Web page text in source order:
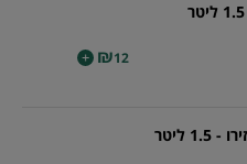
₪12
+
ליטר